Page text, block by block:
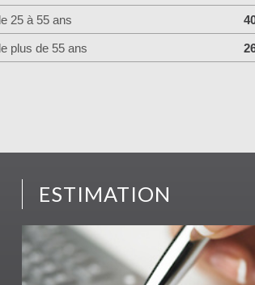
25 à 55 ans
plus de 55 ans
ESTIMATION